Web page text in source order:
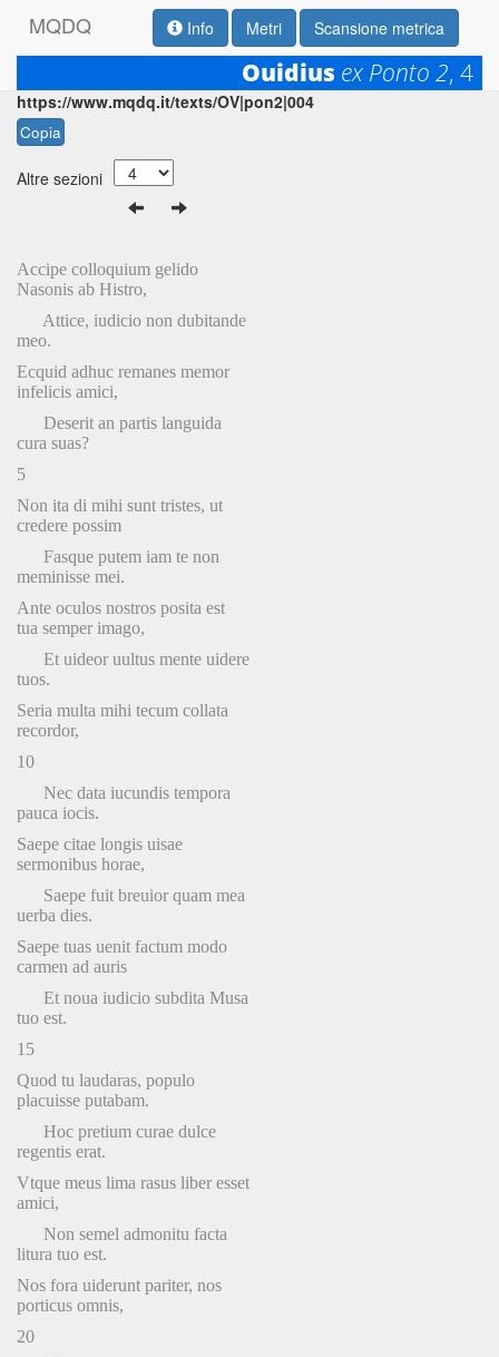
MQDQ Info Metri Scansione metrica
Ouidius ex Ponto 2, 4
https://www.mqdq.it/texts/OV|pon2|004
Copia
Altre sezioni
Accipe colloquium gelido
Nasonis ab Histro,
Attice, iudicio non dubitande
meo.
Ecquid adhuc remanes memor
infelicis amici,
Deserit an partis languida
cura suas?
5
Non ita di mihi sunt tristes, ut
credere possim
Fasque putem iam te non
meminisse mei.
Ante oculos nostros posita est
tua semper imago,
Et uideor uultus mente uidere
tuos.
Seria multa mihi tecum collata
recordor,
10
Nec data iucundis tempora
pauca iocis.
Saepe citae longis uisae
sermonibus horae,
Saepe fuit breuior quam mea
uerba dies.
Saepe tuas uenit factum modo
carmen ad auris
Et noua iudicio subdita Musa
tuo est.
15
Quod tu laudaras, populo
placuisse putabam.
Hoc pretium curae dulce
regentis erat.
Vtque meus lima rasus liber esset
amici,
Non semel admonitu facta
litura tuo est.
Nos fora uiderunt pariter, nos
porticus omnis,
20